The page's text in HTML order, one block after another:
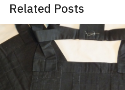
Related Posts